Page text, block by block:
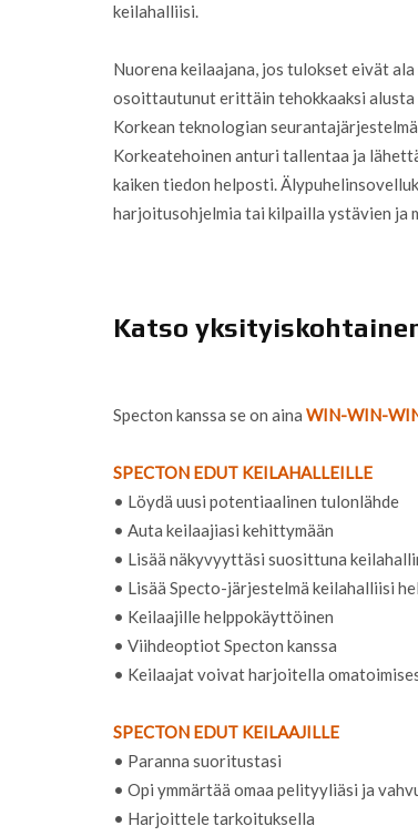
keilahalliisi.
Nuorena keilaajana, jos tulokset eivät
osoittautunut erittäin tehokkaaksi alusta
Korkean teknologian
Korkeatehoinen anturi tallentaa ja
kaiken tiedon helposti.
harjoitusohjelmia tai kilpailla ystävien ja
Katso
Specton kanssa se on aina WIN-WIN-
SPECTON EDUT KEILAHALLEILLE
• Löydä uusi potentiaalinen tulonlähde
• Auta keilaajiasi kehittymään
• Lisää näkyvyyttäsi suosittuna
• Lisää Specto-järjestelmä keilahalliisi
• Keilaajille helppokäyttöinen
• Viihdeoptiot Specton kanssa
• Keilaajat voivat harjoitella
SPECTON EDUT KEILAAJILLE
• Paranna suoritustasi
• Opi ymmärtää omaa pelityyliäsi ja
• Harjoittele tarkoituksella